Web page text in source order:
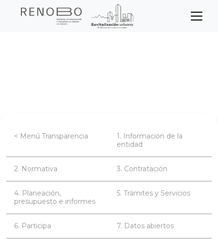
Sitio Web Empresa de
Transparencia
< Menú Transparencia
1. Información de la
entidad
2. Normativa 3. Contratación
4. Planeación,
presupuesto e informes
5. Trámites y Servicios
6. Participa 7. Datos abiertos